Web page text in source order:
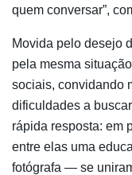
quem conversar”,
Movida pelo desejo
pela mesma
sociais, convidando
dificuldades a
rápida resposta: em
entre elas uma
fotógrafa — se